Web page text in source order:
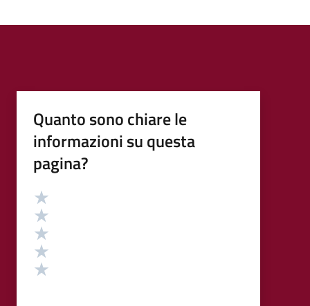
Quanto sono chiare le
informazioni su questa
pagina?
Valutazione